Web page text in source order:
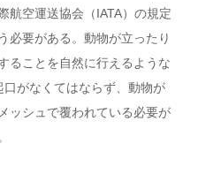
航空運送協会（IATA）の規定
必要がある。動物が立ったり
ることを自然に行えるような
がなくてはならず、動物が
ッシュで覆われている必要が